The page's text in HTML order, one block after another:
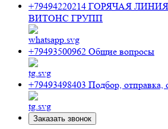
+79494220214 ГОРЯЧАЯ
ВИТОНС ГРУПП
+79493500962 Общие вопросы
+79493498403 Подбор, отправка,
Заказать звонок